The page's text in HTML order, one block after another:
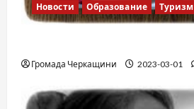
Новости Образование Туризм
Громада Черкащини 2023-03-01